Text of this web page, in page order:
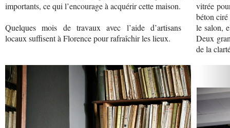
importants, ce qui l’encourage à acquérir cette maison.
Quelques mois de travaux avec l’aide d’artisans
locaux suffisent à Florence pour rafraîchir les lieux.
vitrée
béton
le salon,
Deux
de la